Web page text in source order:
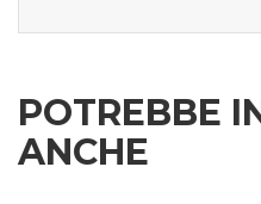
POTREBBE
ANCHE